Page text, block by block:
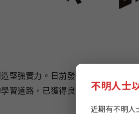
堅強實力。日前發布2020年人員
習道路，已獲得良好成效，以下為
不明人士
近期有不明人